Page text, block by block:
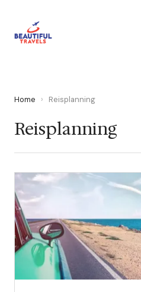
Home › Reisplanning
Reisplanning